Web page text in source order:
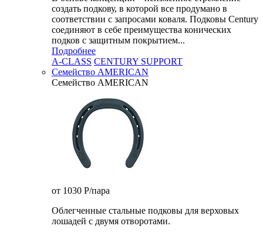
создать подкову, в которой все продумано в
соответствии с запросами коваля. Подковы Century
cоединяют в себе преимущества конических
подков с защитным покрытием...
Подробнее
A-CLASS CENTURY SUPPORT
Семейство AMERICAN
Семейство AMERICAN
от 1030 P/пара
Облегченные стальные подковы для верховых
лошадей с двумя отворотами.